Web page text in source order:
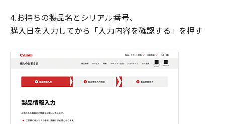
4.お持ちの製品名とシリアル番号、
購入日を入力してから「入力内容を確認する」を押す